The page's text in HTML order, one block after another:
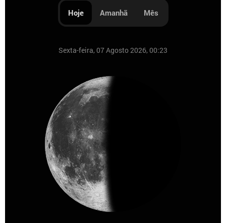
Hoje Amanhã Mês
Sexta-feira, 07 Agosto 2026, 00:23